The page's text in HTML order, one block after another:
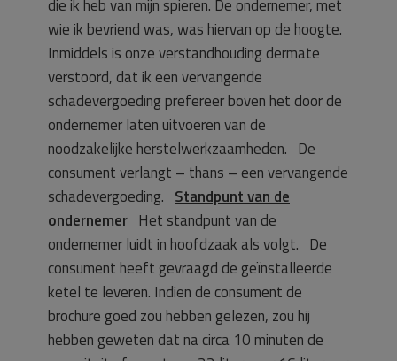
die ik heb van mijn spieren. De ondernemer, met
wie ik bevriend was, was hiervan op de hoogte.
Inmiddels is onze verstandhouding dermate
verstoord, dat ik een vervangende
schadevergoeding prefereer boven het door de
ondernemer laten uitvoeren van de
noodzakelijke herstelwerkzaamheden. De
consument verlangt – thans – een vervangende
schadevergoeding. Standpunt van de
ondernemer Het standpunt van de
ondernemer luidt in hoofdzaak als volgt. De
consument heeft gevraagd de geïnstalleerde
ketel te leveren. Indien de consument de
brochure goed zou hebben gelezen, zou hij
hebben geweten dat na circa 10 minuten de